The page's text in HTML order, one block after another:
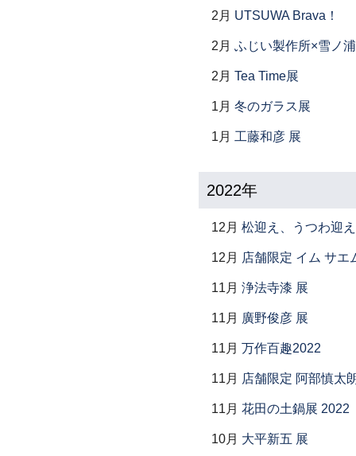
2月 UTSUWA Brava！
2月 ふじい製作所×雪ノ
2月 Tea Time展
1月 冬のガラス展
1月 工藤和彦 展
2022年
12月 松迎え、うつわ迎
12月 店舗限定 イム サ
11月 浄法寺漆 展
11月 廣野俊彦 展
11月 万作百趣2022
11月 店舗限定 阿部慎太
11月 花田の土鍋展 2022
10月 大平新五 展